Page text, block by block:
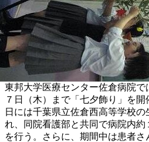
東邦大学医療センター佐倉病院で
７日（木）まで「七夕飾り」を
日には千葉県立佐倉西高等学校
れ、同院看護部と共同で病院内
を行う。さらに、期間中は患者